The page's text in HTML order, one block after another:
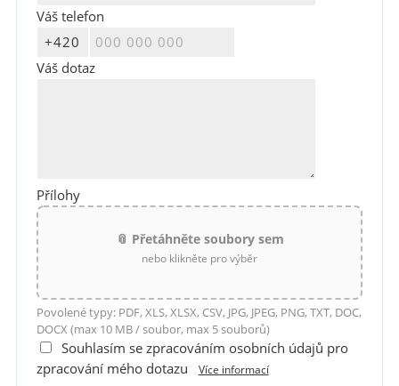
Váš telefon
Váš dotaz
Přílohy
📎 Přetáhněte soubory sem
nebo klikněte pro výběr
Povolené typy: PDF, XLS, XLSX, CSV, JPG, JPEG, PNG, TXT, DOC,
DOCX (max 10 MB / soubor, max 5 souborů)
Souhlasím se zpracováním osobních údajů pro
zpracování mého dotazu
Více informací